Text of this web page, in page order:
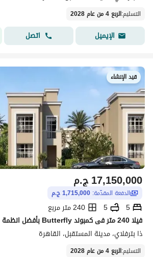
التسليم:الربع 4 من عام 2028
الإيميل اتصل
قيد الإنشاء
ج.م17,150,000
الدفعة المقدّمة: 1,715,000 ج.م
5
5
240 متر مربع
ذا بترفلاي، مدينة المستقبل، القاهرة
التسليم:الربع 4 من عام 2028